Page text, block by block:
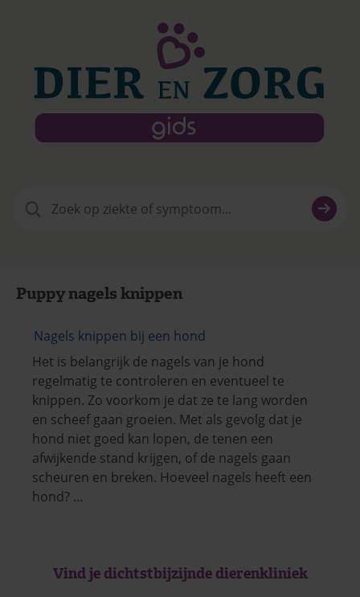
naar:
Puppy nagels knippen
Nagels knippen bij een hond
Het is belangrijk de nagels van je hond
regelmatig te controleren en eventueel te
knippen. Zo voorkom je dat ze te lang worden
en scheef gaan groeien. Met als gevolg dat je
hond niet goed kan lopen, de tenen een
afwijkende stand krijgen, of de nagels gaan
scheuren en breken. Hoeveel nagels heeft een
hond? …
Vind je dichtstbijzijnde dierenkliniek